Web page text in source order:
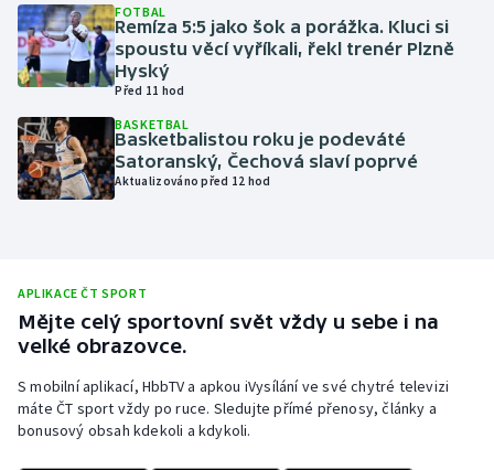
Motorsport
Olympijské hry
Parasport
Plavání
Rychlobruslení
Rychlostní kanoistika
Short track
FOTBAL
Remíza 5:5 jako šok a porážka. Kluci si
spoustu věcí vyříkali, řekl trenér Plzně
Hyský
Před 11 hod
BASKETBAL
Basketbalistou roku je podeváté
Satoranský, Čechová slaví poprvé
Aktualizováno před 12 hod
APLIKACE ČT SPORT
Mějte celý sportovní svět vždy u sebe i na
velké obrazovce.
S mobilní aplikací, HbbTV a apkou iVysílání ve své chytré televizi
máte ČT sport vždy po ruce. Sledujte přímé přenosy, články a
bonusový obsah kdekoli a kdykoli.